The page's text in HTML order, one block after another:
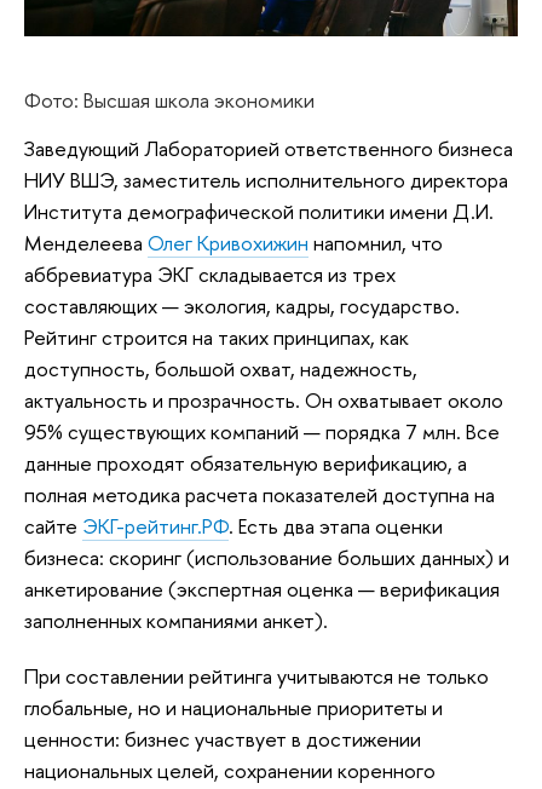
Фото: Высшая школа экономики
Заведующий Лабораторией ответственного бизнеса
НИУ ВШЭ, заместитель исполнительного директора
Института демографической политики имени Д.И.
Менделеева Олег Кривохижин напомнил, что
аббревиатура ЭКГ складывается из трех
составляющих — экология, кадры, государство.
Рейтинг строится на таких принципах, как
доступность, большой охват, надежность,
актуальность и прозрачность. Он охватывает около
95% существующих компаний — порядка 7 млн. Все
данные проходят обязательную верификацию, а
полная методика расчета показателей доступна на
сайте ЭКГ-рейтинг.РФ. Есть два этапа оценки
бизнеса: скоринг (использование больших данных) и
анкетирование (экспертная оценка — верификация
заполненных компаниями анкет).
При составлении рейтинга учитываются не только
глобальные, но и национальные приоритеты и
ценности: бизнес участвует в достижении
национальных целей, сохранении коренного